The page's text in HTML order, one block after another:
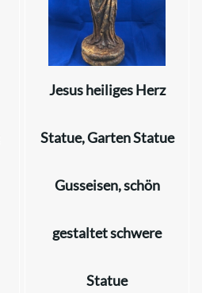
Jesus heiliges Herz
Statue, Garten Statue
Gusseisen, schön
gestaltet schwere
Statue